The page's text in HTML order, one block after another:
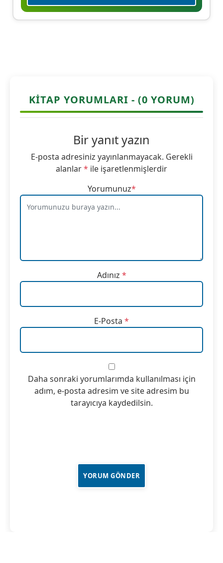
KITAP YORUMLARI - (0 YORUM)
Bir yanıt yazın
E-posta adresiniz yayınlanmayacak. Gerekli
alanlar* ile işaretlenmişlerdir
Yorumunuz*
Adınız *
E-Posta *
Daha sonraki yorumlarımda kullanılması için
adım, e-posta adresim ve site adresim bu
tarayıcıya kaydedilsin.